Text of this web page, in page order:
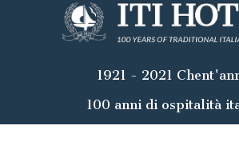
1921 - 2021
100 anni di ospitalità